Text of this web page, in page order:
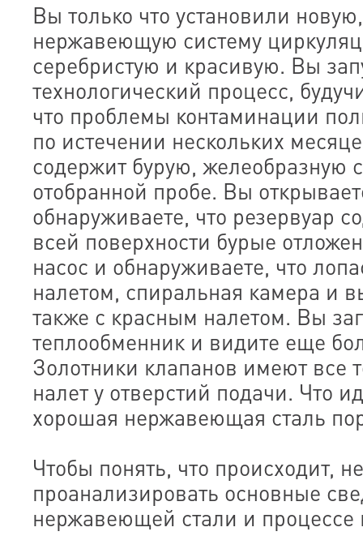
Вы только что установили
нержавеющую систему
серебристую и красивую. Вы
технологический процесс,
что проблемы контаминации
по истечении нескольких
содержит бурую, желеобразную
отобранной пробе. Вы
обнаруживаете, что резервуар
всей поверхности бурые
насос и обнаруживаете, что
налетом, спиральная камера и
также с красным налетом. Вы
теплообменник и видите еще
Золотники клапанов имеют все
налет у отверстий подачи. Что
хорошая нержавеющая сталь
Чтобы понять, что происходит,
проанализировать основные
нержавеющей стали и процессе